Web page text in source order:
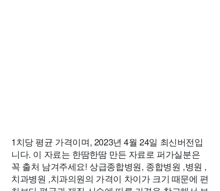
1치당 평균 가격이며, 2023년 4월 24일 최신버전입
니다. 이 자료는 한땀한땀 만든 자료로 퍼가실분은
꼭 출처 남겨주세요! 상급종합병원, 종합병원 ,병원 ,
치과병원 ,치과의원의 가격이 차이가 크기 때문에 편